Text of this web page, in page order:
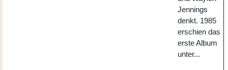
Jennings
denkt. 1985
erschien das
erste Album
unter...